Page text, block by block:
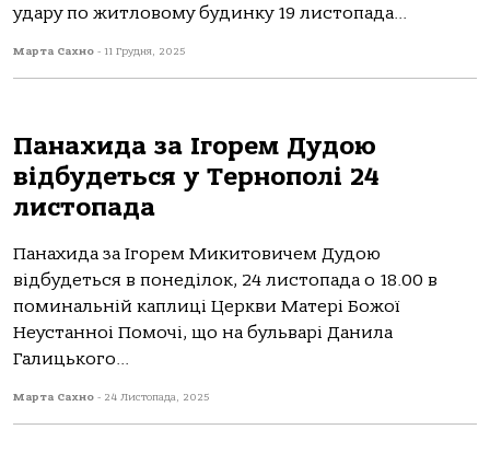
удару по житловому будинку 19 листопада...
Марта Сахно - 11 Грудня, 2025
Панахида за Ігорем Дудою
відбудеться у Тернополі 24
листопада
Панахида за Ігорем Микитовичем Дудою
відбудеться в понеділок, 24 листопада о 18.00 в
поминальній каплиці Церкви Матері Божої
Неустанноі Помочі, що на бульварі Данила
Галицького...
Марта Сахно - 24 Листопада, 2025